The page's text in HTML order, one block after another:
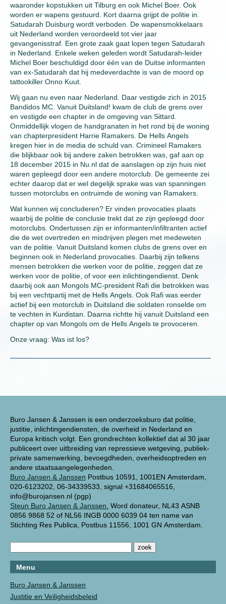
Buro Jansen & Janssen is een onderzoeksburo dat politie,
justitie, inlichtingendiensten, de overheid in Nederland en
Europa kritisch volgt. Een grondrechten kollektief dat al 30 jaar
publiceert over uitbreiding van repressieve wetgeving, publiek-
private samenwerking, bevoegdheden, overheidsoptreden en
andere staatsaangelegenheden.
Buro Jansen & Janssen Postbus 10591, 1001EN Amsterdam,
020-6123202, 06-34339533, signal +31684065516,
info@burojansen.nl (pgp)
Steun Buro Jansen & Janssen. Word donateur, NL43 ASNB
0856 9868 52 of NL56 INGB 0000 6039 04 ten name van
Stichting Res Publica, Postbus 11556, 1001 GN Amsterdam.
Menu
Buro Jansen & Janssen
Justitie en Veiligheidsbeleid
waaronder kopstukken uit Tilburg en ook Michel Boer. Ook
worden er wapens gestuurd. Kort daarna grijpt de politie in.
Satudarah Duisburg wordt verboden. De wapensmokkelaars
uit Nederland worden veroordeeld tot vier jaar
gevangenisstraf. Een grote zaak gaat lopen tegen Satudarah
in Nederland. Enkele weken geleden wordt Satudarah-leider
Michel Boer beschuldigd door één van de Duitse informanten
van ex-Satudarah dat hij medeverdachte is van de moord op
tattookiller Onno Kuut.
Wij gaan nu even naar Nederland. Daar vestigde zich in 2015
Bandidos MC. Vanuit Duitsland! kwam de club de grens over
en vestigde een chapter in de omgeving van Sittard.
Onmiddellijk vlogen de handgranaten in het rond bij de woning
van chapterpresident Harrie Ramakers. De Hells Angels
kregen hier in de media de schuld van. Crimineel Ramakers
die blijkbaar ook bij andere zaken betrokken was, gaf aan op
18 december 2015 in Nu.nl dat de aanslagen op zijn huis niet
waren gepleegd door een andere motorclub. De gemeente zei
echter daarop dat er wel degelijk sprake was van spanningen
tussen motorclubs en ontruimde de woning van Ramakers.
Wat kunnen wij concluderen? Er vinden provocaties plaats
waarbij de politie de conclusie trekt dat ze zijn gepleegd door
motorclubs. Ondertussen zijn er informanten/infiltranten actief
die de wet overtreden en misdrijven plegen met medeweten
van de politie. Vanuit Duitsland komen clubs de grens over en
beginnen ook in Nederland provocaties. Daarbij zijn telkens
mensen betrokken die werken voor de politie, zeggen dat ze
werken voor de politie, of voor een inlichtingendienst. Denk
daarbij ook aan Mongols MC-president Rafi die betrokken was
bij een vechtpartij met de Hells Angels. Ook Rafi was eerder
actief bij een motorclub in Duitsland die soldaten ronselde om
te vechten in Kurdistan. Daarna richtte hij vanuit Duitsland een
chapter op van Mongols om de Hells Angels te provoceren.
Onze vraag: Was ist los?